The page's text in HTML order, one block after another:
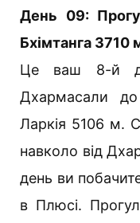
День 09:
Бхімтанга 3710
Це ваш 8-й
Дхармасали до
Ларкія 5106 м.
навколо від
день ви
в Плюсі.